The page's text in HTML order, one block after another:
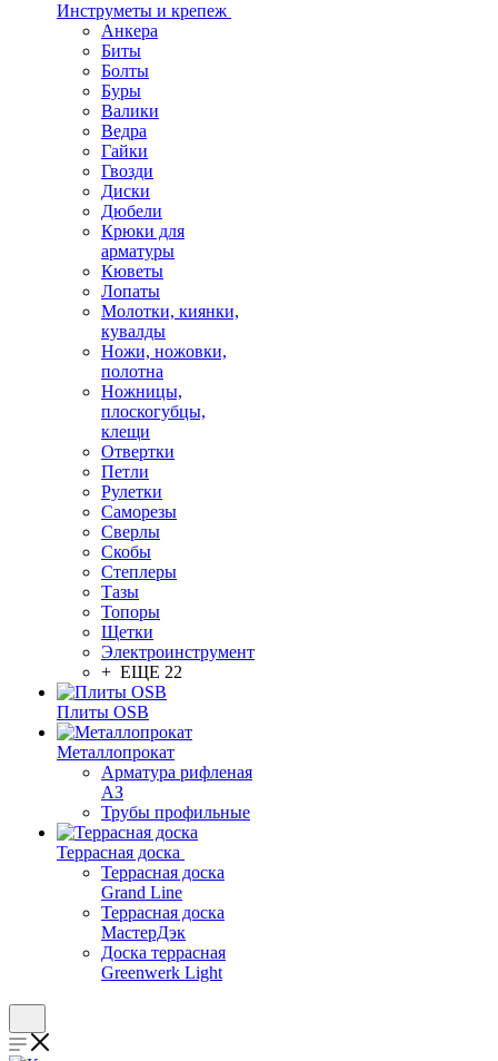
Инструметы и крепеж
Анкера
Биты
Болты
Буры
Валики
Ведра
Гайки
Гвозди
Диски
Дюбели
Крюки для
арматуры
Кюветы
Лопаты
Молотки, киянки,
кувалды
Ножи, ножовки,
полотна
Ножницы,
плоскогубцы,
клещи
Отвертки
Петли
Рулетки
Саморезы
Сверлы
Скобы
Степлеры
Тазы
Топоры
Щетки
Электроинструмент
+ ЕЩЕ 22
Плиты OSB
Металлопрокат
Арматура рифленая
АЗ
Трубы профильные
Террасная доска
Террасная доска
Grand Line
Террасная доска
МастерДэк
Доска террасная
Greenwerk Light